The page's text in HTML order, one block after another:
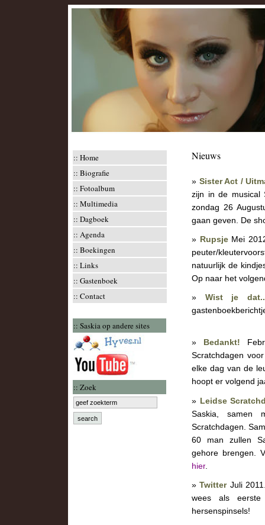
:: Home
:: Biografie
:: Fotoalbum
:: Multimedia
:: Dagboek
:: Agenda
:: Boekingen
:: Links
:: Gastenboek
:: Contact
:: Saskia op andere sites
:: Zoek
Nieuws
» Sister Act /
zijn in de musical
zondag 26
gaan geven. De
» Rupsje Mei
peuter/
natuurlijk de
Op naar het
» Wist je
» Bedankt!
Scratchdagen
elke dag van de
hoopt er volgend
» Leidse
Saskia, samen
Scratchdagen.
60 man zullen
gehore brengen.
hier.
»Twitter Juli
wees als
hersenspinsels!